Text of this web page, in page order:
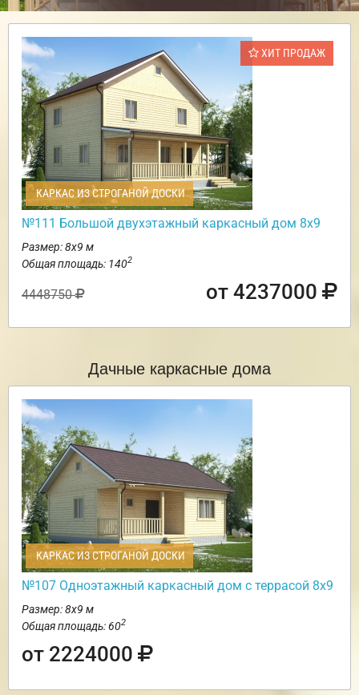
ХИТ ПРОДАЖ
КАРКАС ИЗ СТРОГАНОЙ ДОСКИ
№111 Большой двухэтажный каркасный дом 8х9
Размер: 8х9 м
Общая площадь: 1402
4448750 от 4237000
Дачные каркасные дома
КАРКАС ИЗ СТРОГАНОЙ ДОСКИ
№107 Одноэтажный каркасный дом с террасой 8х9
Размер: 8х9 м
Общая площадь: 602
от 2224000